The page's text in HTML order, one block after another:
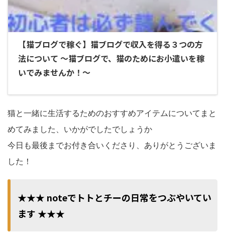
【猫ブログで稼ぐ】猫ブログで収入を得る３つの方
法について ～猫ブログで、猫のためにお小遣いを稼
いでみませんか！～
猫と一緒に生活するためのおすすめアイテムについてまと
めてみました、いかがでしたでしょうか
今日も最後までお付き合いくださり、ありがとうございま
した！
★★★ noteでトトとチーの日常をつぶやいてい
ます ★★★